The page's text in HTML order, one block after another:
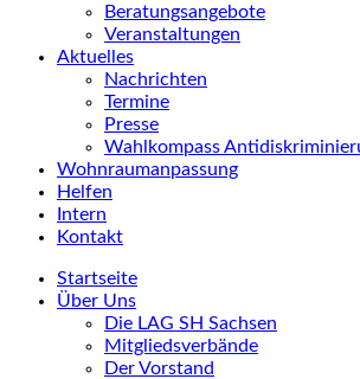
Beratungsangebote
Veranstaltungen
Aktuelles
Nachrichten
Termine
Presse
Wahlkompass
Wohnraumanpassung
Helfen
Intern
Kontakt
Startseite
Über Uns
Die LAG SH Sachsen
Mitgliedsverbände
Der Vorstand